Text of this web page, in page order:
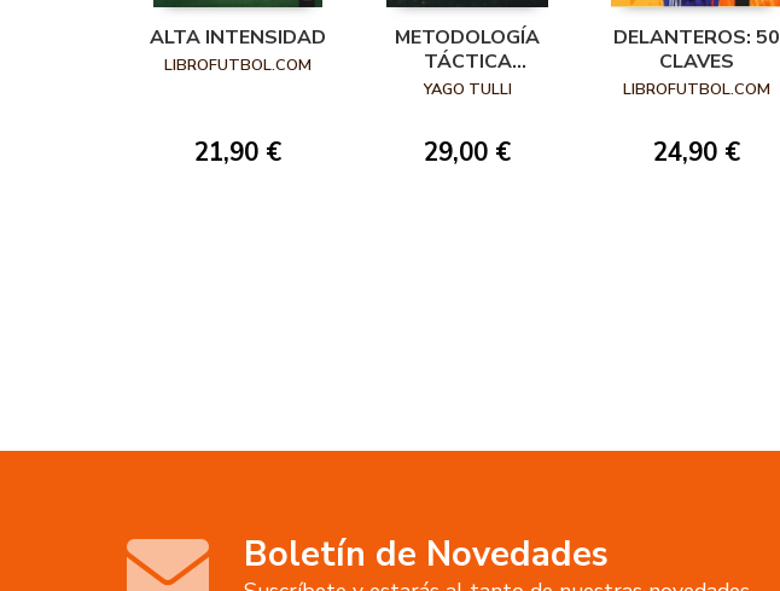
ALTA INTENSIDAD
LIBROFUTBOL.COM
21,90 €
METODOLOGÍA
TÁCTICA
INTEGRAL
YAGO TULLI
29,00 €
DELANTEROS: 50
CLAVES
LIBROFUTBOL.COM
24,90 €
Boletín de Novedades